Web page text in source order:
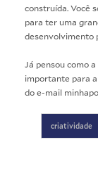
construída. Você
para ter uma
desenvolvimento
Já pensou como
importante para
do e-mail
criatividade